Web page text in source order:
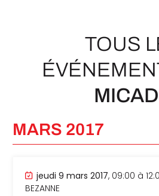
TOUS
MARS 2017
jeudi 9 mars 2017, 09:00 à
BEZANNE